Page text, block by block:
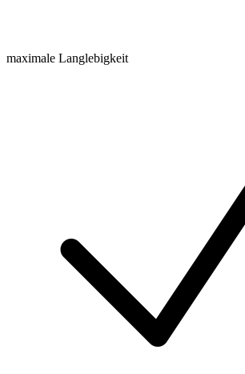
maximale Langlebigkeit